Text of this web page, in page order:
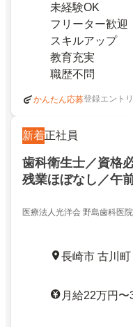
未経験OK
フリーター歓迎
スキルアップ
教育充実
職歴不問
かんたん応募登録エント
新着正社員
歯科衛生士／資格
残業ほぼなし／午
医療法人光洋会 野島歯科医院
長崎市 古川
月給22万円〜